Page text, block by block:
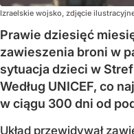
Izraelskie wojsko, zdjęcie
Prawie dziesięć
zawieszenia broni w
sytuacja dzieci w
Według UNICEF, co
w ciągu 300 dni od
Układ przewidywał